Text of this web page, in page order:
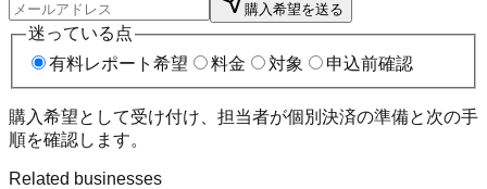
購入希望を送る
迷っている点
有料レポート希望
料金 対象 申込前確認
購入希望として受け付け、担当者が個別決済の準備と次の手
順を確認します。
Related businesses